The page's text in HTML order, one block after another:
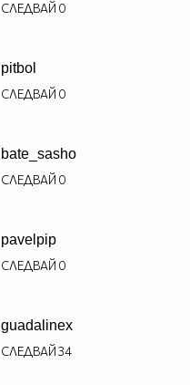
СЛЕДВАЙ 0
pitbol
СЛЕДВАЙ 0
bate_sasho
СЛЕДВАЙ 0
pavelpip
СЛЕДВАЙ 0
guadalinex
СЛЕДВАЙ34